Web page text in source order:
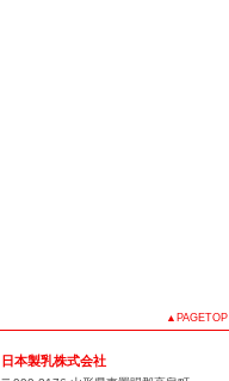
▲PAGETOP
日本製乳株式会社